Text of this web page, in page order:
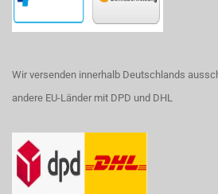
Wir versenden innerhalb Deutschlands
andere EU-Länder mit DPD und DHL